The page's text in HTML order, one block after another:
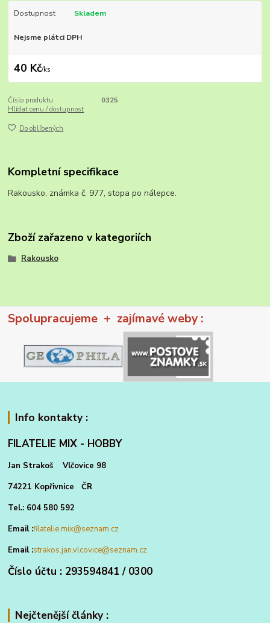
Dostupnost Skladem
Nejsme plátci DPH
40 Kč/ks
Číslo produktu:
0325
Hlídat cenu / dostupnost
Do oblíbených
Kompletní specifikace
Rakousko, známka č. 977, stopa po nálepce.
Zboží zařazeno v kategoriích
Rakousko
Spolupracujeme + zajímavé weby :
Info kontakty :
FILATELIE MIX - HOBBY
Jan Strakoš Vlčovice 98
74221 Kopřivnice ČR
Tel.: 604 580 592
Email :filatelie.mix@seznam.cz
Email :strakos.jan.vlcovice@seznam.cz
Číslo účtu : 293594841 / 0300
Nejčtenější články :